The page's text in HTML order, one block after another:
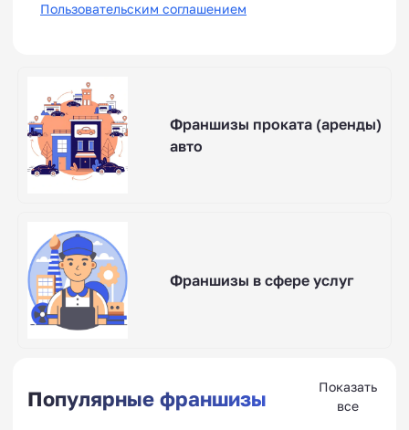
Пользовательским соглашением
Франшизы проката (аренды)
авто
Франшизы в сфере услуг
Популярные франшизы
Показать
все